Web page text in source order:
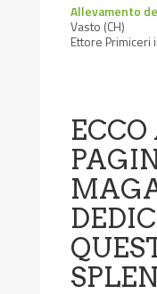
Allevamento
Vasto (CH)
Ettore Primiceri